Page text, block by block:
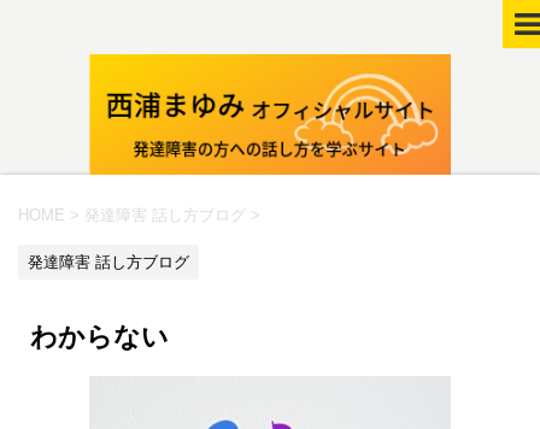
HOME > 発達障害 話し方ブログ >
発達障害 話し方ブログ
わからない